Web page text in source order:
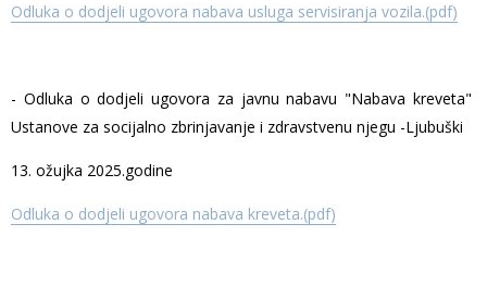
Odluka o dodjeli ugovora nabava usluga servisiranja vozila.(pdf)
- Odluka o dodjeli ugovora za javnu nabavu "Nabava kreveta"
Ustanove za socijalno zbrinjavanje i zdravstvenu njegu -Ljubuški
13. ožujka 2025.godine
Odluka o dodjeli ugovora nabava kreveta.(pdf)